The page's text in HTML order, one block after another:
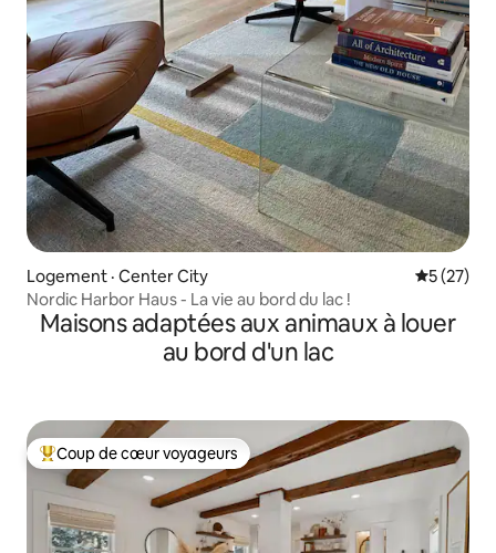
Logement · Center City Note
5 (27)
Nordic Harbor Haus - La vie au bord du lac !
Maisons adaptées aux animaux à louer
au bord d'un lac
Coup de cœur voyageurs parmi les plus aimés
Coup de cœur voyageurs